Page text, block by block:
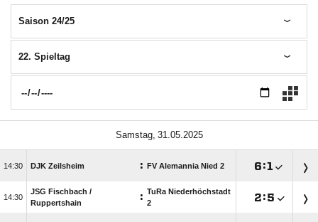
Saison 24/25
22. Spieltag
 
 DJK Zeilsheim : FV Alemannia Nied 2 :

JSG Fischbach /​
Ruppertshain
: TuRa Niederhöchstadt
2
: